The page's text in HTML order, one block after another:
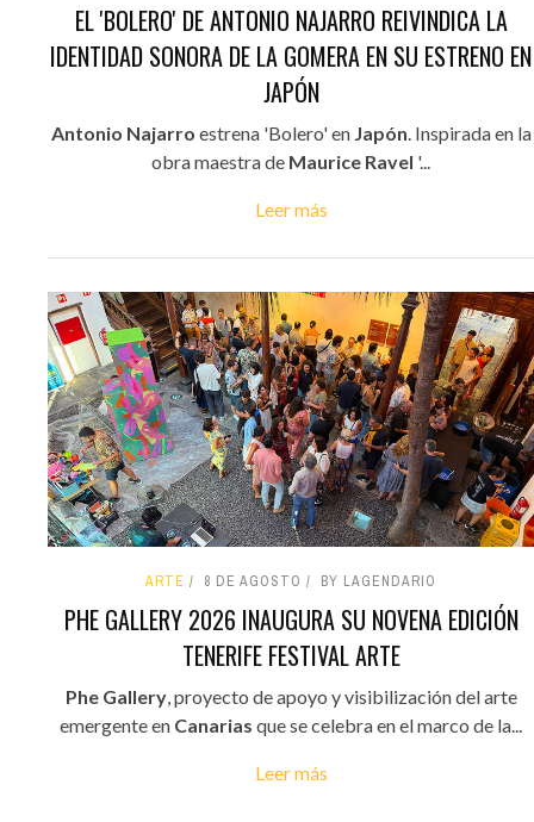
EL 'BOLERO' DE ANTONIO NAJARRO REIVINDICA LA
IDENTIDAD SONORA DE LA GOMERA EN SU ESTRENO EN
JAPÓN
Antonio Najarro estrena 'Bolero' en Japón . Inspirada en la
obra maestra de Maurice Ravel '...
Leer más
ARTE 8 DE AGOSTO BY LAGENDARIO
PHE GALLERY 2026 INAUGURA SU NOVENA EDICIÓN
TENERIFE FESTIVAL ARTE
Phe Gallery, proyecto de apoyo y visibilización del arte
emergente en Canarias que se celebra en el marco de la...
Leer más